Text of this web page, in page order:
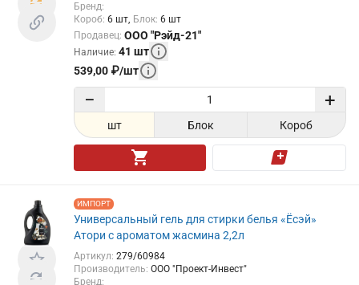
Бренд:
Короб: 6 шт Блок: 6 шт
Продавец: ООО "Рэйд-21"
Наличие: 41 шт
539,00 ₽/шт
− +
шт Блок Короб
ИМПОРТ
Универсальный гель для стирки белья «Ёсэй»
Атори с ароматом жасмина 2,2л
Артикул: 279/60984
Производитель: ООО "Проект-Инвест"
Бренд: